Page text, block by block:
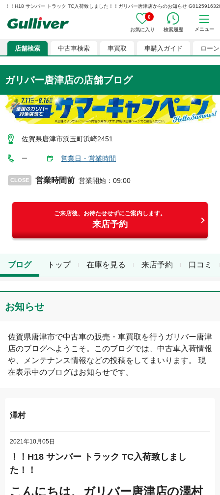
！！H18 サンバー トラック TC入荷致しました！！ガリバー唐津店からのお知らせ
0
お気に入り 検索履歴 メニュー
店舗検索 中古車検索 車買取 車購入ガイド ローン
ガリバー唐津店の店舗ブログ
佐賀県唐津市浜玉町浜崎2451
ー 営業日・営業時間
CLOSE 営業時間前 営業開始 ： 09:00
ご来店後、お待たせせずにご案内します。
来店予約
トップ 在庫を見る 来店予約 口コミ
ブログ
お知らせ
佐賀県唐津市で中古車の販売・車買取を行う ガリバー唐津
店のブログへようこそ。このブログでは、中古車入荷情報
や、メンテナンス情報などの投稿をしてまいります。 現
在表示中のブログはお知らせです。
澤村
2021年10月05日
！！H18 サンバー トラック TC入荷致しまし
た！！
こんにちは、ガリバー唐津店の澤村